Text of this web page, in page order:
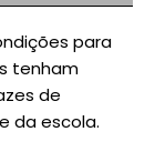
para
tenham
de
da escola.